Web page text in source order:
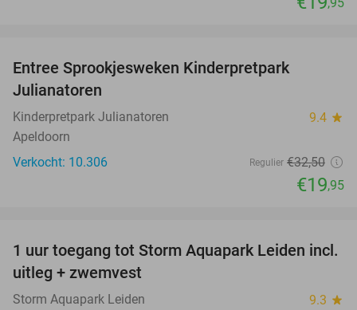
Entree Sprookjesweken Kinderpretpark
Julianatoren
Kinderpretpark Julianatoren 9.4 star
Apeldoorn
Verkocht: 10.306
Regulier €32,50
€19,95
38%
1 uur toegang tot Storm Aquapark Leiden incl.
uitleg + zwemvest
Storm Aquapark Leiden 9.3 star